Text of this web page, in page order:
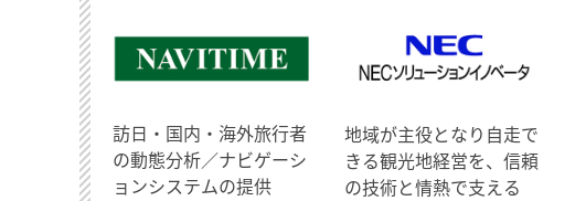
訪日・国内・海外旅行者
の動態分析／ナビゲーシ
ョンシステムの提供
地域が主役となり自走で
きる観光地経営を、信頼
の技術と情熱で支える